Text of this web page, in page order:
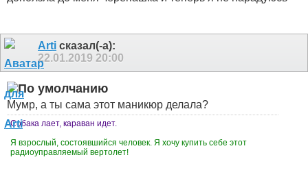
Arti сказал(-а):
22.01.2019 20:00
Мумр, а ты сама этот маникюр делала?
Собака лает, караван идет.
Я взрослый, состоявшийся человек. Я хочу купить себе этот
радиоуправляемый вертолет!